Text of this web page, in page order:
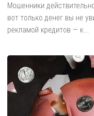
Мошенники
вот только денег вы не
рекламой кредитов — к...